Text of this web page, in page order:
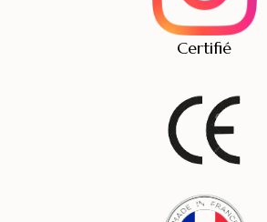
Certifié